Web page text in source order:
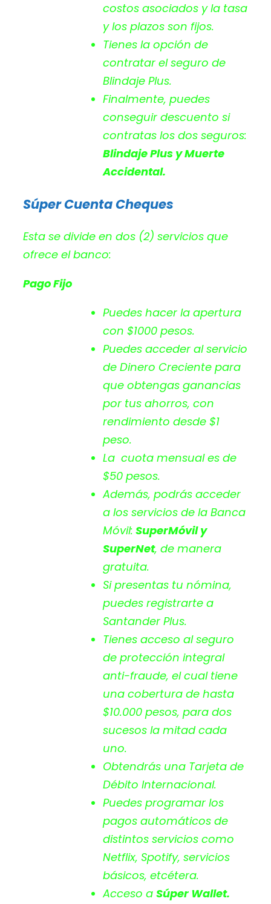
costos asociados y la tasa
y los plazos son fijos.
Tienes la opción de
contratar el seguro de
Blindaje Plus.
Finalmente, puedes
conseguir descuento si
contratas los dos seguros:
Blindaje Plus y Muerte
Accidental.
Súper Cuenta Cheques
Esta se divide en dos (2) servicios que
ofrece el banco:
Pago Fijo
Puedes hacer la apertura
con $1000 pesos.
Puedes acceder al servicio
de Dinero Creciente para
que obtengas ganancias
por tus ahorros, con
rendimiento desde $1
peso.
La cuota mensual es de
$50 pesos.
Además, podrás acceder
a los servicios de la Banca
Móvil: SuperMóvil y
SuperNet, de manera
gratuita.
Si presentas tu nómina,
puedes registrarte a
Santander Plus.
Tienes acceso al seguro
de protección integral
anti-fraude, el cual tiene
una cobertura de hasta
$10.000 pesos, para dos
sucesos la mitad cada
uno.
Obtendrás una Tarjeta de
Débito Internacional.
Puedes programar los
pagos automáticos de
distintos servicios como
Netflix, Spotify, servicios
básicos, etcétera.
Acceso a Súper Wallet.